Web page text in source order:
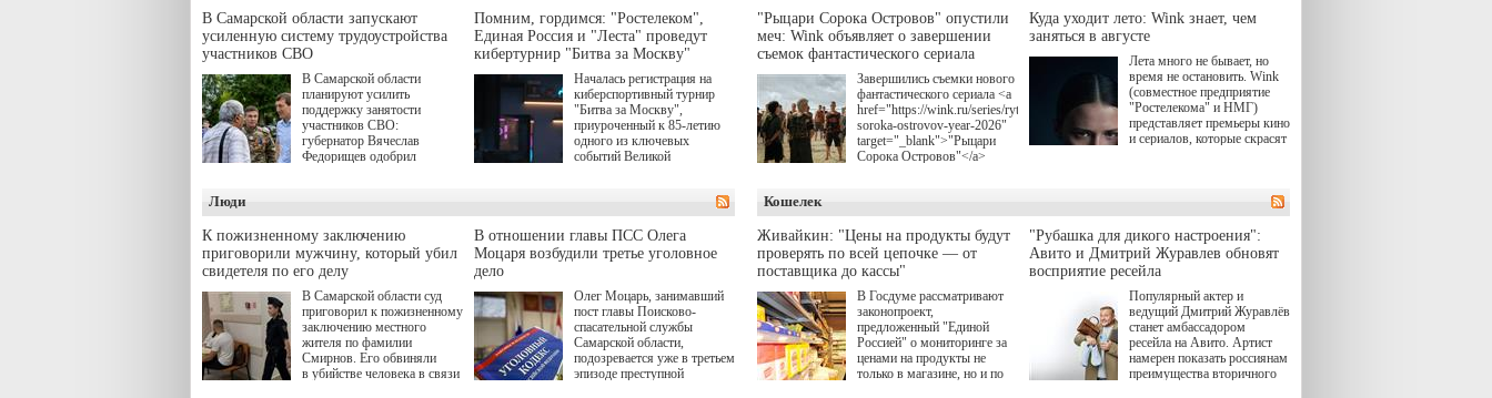
В Самарской области запускают
усиленную систему трудоустройства
участников СВО
В Самарской области
планируют усилить
поддержку занятости
участников СВО:
губернатор Вячеслав
Федорищев одобрил
Живайкина, направленные
на трудоустройство и более
спокойную адаптацию к
мирной жизни.
Помним, гордимся: "Ростелеком",
Единая Россия и "Леста" проведут
кибертурнир "Битва за Москву"
Началась регистрация на
киберспортивный турнир
"Битва за Москву",
приуроченный к 85-летию
одного из ключевых
событий Великой
игре "Мир танков"
выступили "Ростелеком",
партия "Единая Россия",
игровая студия "Леста" и
"Рыцари Сорока Островов" опустили
меч: Wink объявляет о завершении
съемок фантастического сериала
Завершились съемки нового
фантастического сериала <a
href="https://wink.ru/series/rytsari-
soroka-ostrovov-year-2026"
target="_blank">"Рыцари
Сорока Островов"</a>
и НМГ) по мотивам
одноименного романа
Сергея Лукьяненко. Главные
роли в проекте исполнили
Артем Кошман, Полина
Гухман, Вероника
Устимова, Олег Савостюк,
Святослав Рогожан, Кузьма
Котрелёв, Никита
Кологривый, Елисей
Чучилин, Александра
Куда уходит лето: Wink знает, чем
заняться в августе
Лета много не бывает, но
время не остановить. Wink
(совместное предприятие
"Ростелекома" и НМГ)
представляет премьеры кино
и сериалов, которые скрасят
href="https://wink.ru/series/kholod-
year-2026"
target="_blank">"Холод"
</a> (18+) останется только
на экране — весь август по
четвергам продолжат
выходить новые эпизоды
сериала, в котором
беспощадным возмездием в
духе графа Монте-Кристо
занимается наша
современница.
Люди
К пожизненному заключению
приговорили мужчину, который убил
свидетеля по его делу
В Самарской области суд
приговорил к пожизненному
заключению местного
жителя по фамилии
Смирнов. Его обвиняли
в убийстве человека в связи
В отношении главы ПСС Олега
Моцаря возбудили третье уголовное
дело
Олег Моцарь, занимавший
пост главы Поисково-
спасательной службы
Самарской области,
подозревается уже в третьем
эпизоде преступной
Кошелек
Живайкин: "Цены на продукты будут
проверять по всей цепочке — от
поставщика до кассы"
В Госдуме рассматривают
законопроект,
предложенный "Единой
Россией" о мониторинге за
ценами на продукты не
только в магазине, но и по
"Рубашка для дикого настроения":
Авито и Дмитрий Журавлев обновят
восприятие ресейла
Популярный актер и
ведущий Дмитрий Журавлёв
станет амбассадором
ресейла на Авито. Артист
намерен показать россиянам
преимущества вторичного